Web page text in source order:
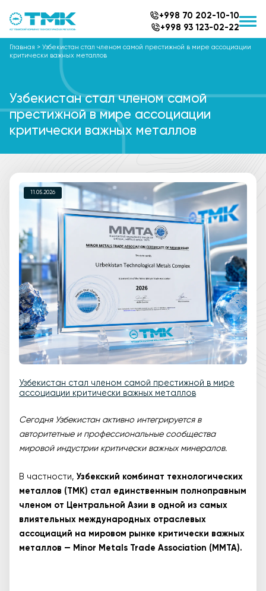
+998 70 202-10-10
+998 93 123-02-22
Главная > Узбекистан стал членом самой престижной в мире ассоциации
критически важных металлов
Узбекистан стал членом самой
престижной в мире ассоциации
критически важных металлов
11.05.2026
Узбекистан стал членом самой престижной в мире
ассоциации критически важных металлов
Сегодня Узбекистан активно интегрируется в
авторитетные и профессиональные сообщества
мировой индустрии критически важных минералов.
В частности, Узбекский комбинат технологических
металлов (ТМК) стал единственным полноправным
членом от Центральной Азии в одной из самых
влиятельных международных отраслевых
ассоциаций на мировом рынке критически важных
металлов — Minor Metals Trade Association (MMTA).